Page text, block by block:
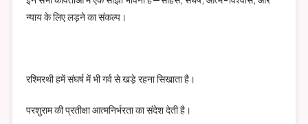
न्याय के लिए लड़ने का संकल्प।
रश्मिरथी हमें संघर्ष में भी गर्व से खड़े रहना सिखाता है।
परशुराम की प्रतीक्षा आत्मनिर्भरता का संदेश देती है।